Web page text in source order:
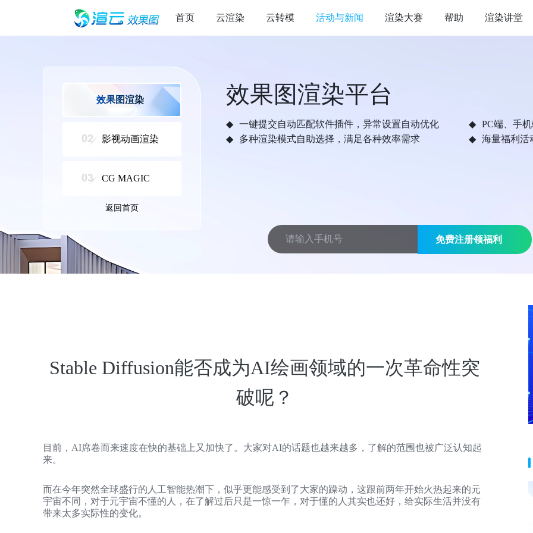
首页 云渲染 云转模 活动与新闻 渲染大赛 帮助 渲染讲堂
效果图渲染
影视动画渲染
CG MAGIC
返回首页
效果图渲染平台
一键提交自动匹配软件插件，异常设置自动优化
PC端、手
多种渲染模式自助选择，满足各种效率需求
海量福利活
免费注册领福利
Stable Diffusion能否成为AI绘画领域的一次革命性突
破呢？
目前，AI席卷而来速度在快的基础上又加快了。大家对AI的话题也越来越多，了解的范围也被广泛认知起
来。
而在今年突然全球盛行的人工智能热潮下，似乎更能感受到了大家的躁动，这跟前两年开始火热起来的元
宇宙不同，对于元宇宙不懂的人，在了解过后只是一惊一乍，对于懂的人其实也还好，给实际生活并没有
带来太多实际性的变化。